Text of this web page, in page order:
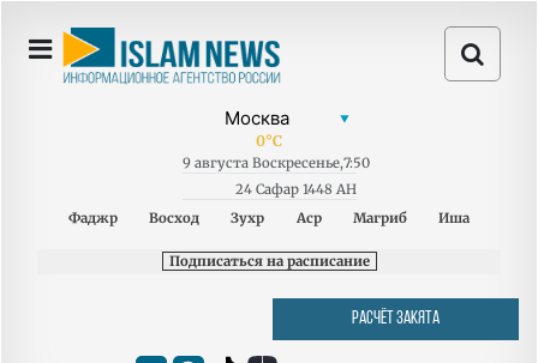
0°C
9 августа Воскресенье,7:50
24 Сафар 1448 AH
Фаджр
Восход Зухр Аср Магриб Иша
Подписаться на расписание
РАСЧЁТ ЗАКЯТА